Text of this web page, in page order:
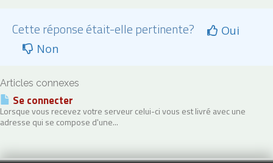
Cette réponse était-elle pertinente?
Oui
Non
Articles connexes
Se connecter
Lorsque vous recevez votre serveur celui-ci vous est livré avec une
adresse qui se compose d'une...